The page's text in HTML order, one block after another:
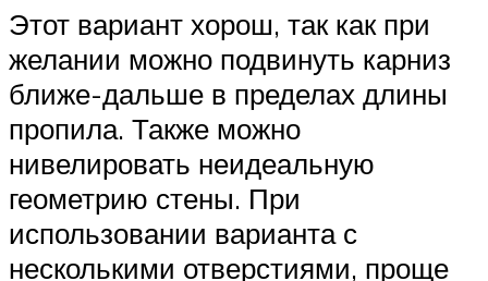
Этот вариант хорош, так как при
желании можно подвинуть карниз
ближе-дальше в пределах длины
пропила. Также можно
нивелировать неидеальную
геометрию стены. При
использовании варианта с
несколькими отверстиями, проще